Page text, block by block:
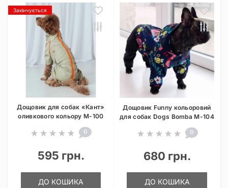
Закінчується
Дощовик для собак «Кант»
оливкового кольору M-100
0
595 грн.
ДО КОШИКА
Дощовик Funny кольоровий
для собак Dogs Bomba M-104
0
680 грн.
ДО КОШИКА